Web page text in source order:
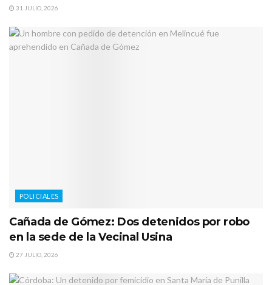
31 JULIO, 2026
POLICIALES
Cañada de Gómez: Dos detenidos por robo
en la sede de la Vecinal Usina
27 JULIO, 2026